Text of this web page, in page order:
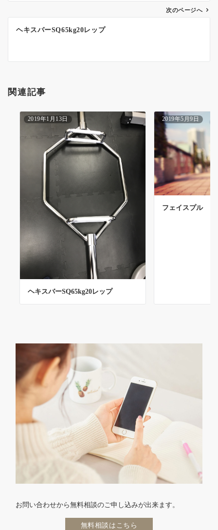
ン
次のページへ
ヘキスバーSQ65kg20レップ
関連記事
2019年1月13日
ヘキスバーSQ65kg20レップ
2019年5月9日
フェイスプル
お問い合わせから無料相談のご申し込みが出来ます。
無料相談はこちら